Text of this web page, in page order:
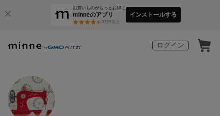
お買いものがもっとお得に
minneのアプリ
3万件以上
インストールする
ログイン